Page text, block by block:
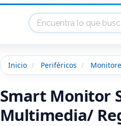
Inicio Periféricos
Smart Monitor
Multimedia/